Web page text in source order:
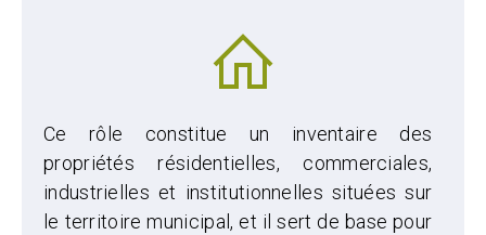
Ce rôle constitue un inventaire des
propriétés résidentielles, commerciales,
industrielles et institutionnelles situées sur
le territoire municipal, et il sert de base pour